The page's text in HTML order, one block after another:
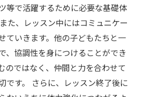
等で活躍するために必要な基礎体
た、レッスン中にはコミュニケー
ていきます。他の子どもたちと一
、協調性を身につけることができ
のではなく、仲間と力を合わせて
です。 さらに、レッスン終了後に